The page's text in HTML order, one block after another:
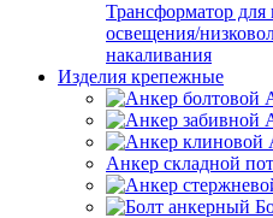
Трансформатор для
освещения/
накаливания
Изделия крепежные
Анкер складной